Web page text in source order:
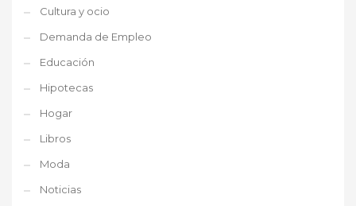
Cultura y ocio
Demanda de Empleo
Educación
Hipotecas
Hogar
Libros
Moda
Noticias